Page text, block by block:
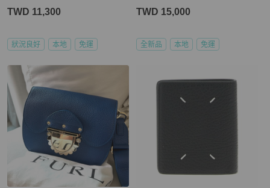
TWD 11,300
狀況良好 本地 免運
TWD 15,000
全新品 本地 免運